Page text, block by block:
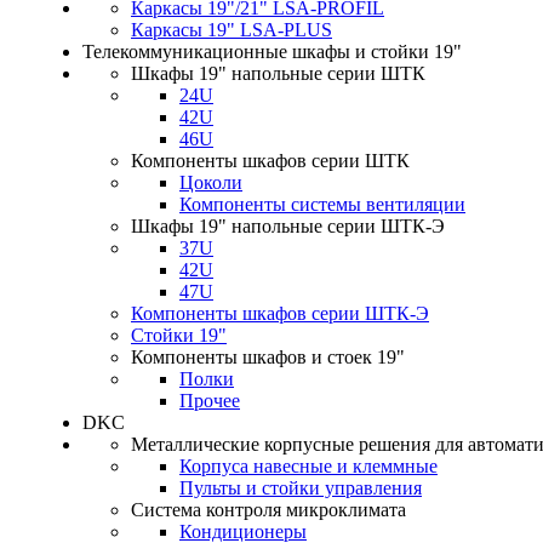
Каркасы 19"/21" LSA-PROFIL
Каркасы 19" LSA-PLUS
Телекоммуникационные шкафы и стойки 19"
Шкафы 19" напольные серии ШТК
24U
42U
46U
Компоненты шкафов серии ШТК
Цоколи
Компоненты системы вентиляции
Шкафы 19" напольные серии ШТК-Э
37U
42U
47U
Компоненты шкафов серии ШТК-Э
Стойки 19"
Компоненты шкафов и стоек 19"
Полки
Прочее
DKC
Металлические корпусные решения для
Корпуса навесные и клеммные
Пульты и стойки управления
Система контроля микроклимата
Кондиционеры